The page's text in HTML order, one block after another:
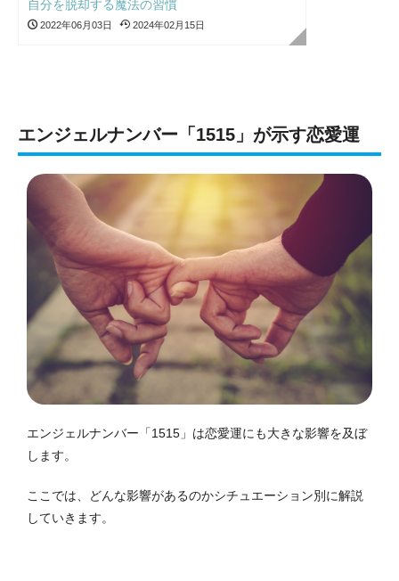
自分を脱却する魔法の習慣
2022年06月03日 2024年02月15日
エンジェルナンバー「1515」が示す恋愛運
エンジェルナンバー「1515」は恋愛運にも大きな影響を及ぼ
します。
ここでは、どんな影響があるのかシチュエーション別に解説
していきます。